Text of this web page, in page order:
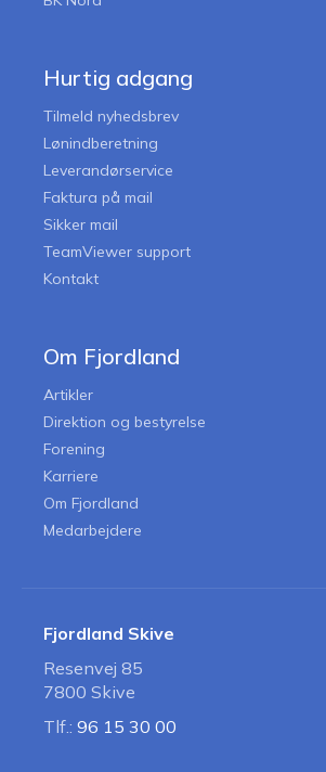
Hurtig adgang
Tilmeld nyhedsbrev
Lønindberetning
Leverandørservice
Faktura på mail
Sikker mail
TeamViewer support
Kontakt
Om Fjordland
Artikler
Direktion og bestyrelse
Forening
Karriere
Om Fjordland
Medarbejdere
Fjordland Skive
Resenvej 85
7800 Skive
Tlf.: 96 15 30 00